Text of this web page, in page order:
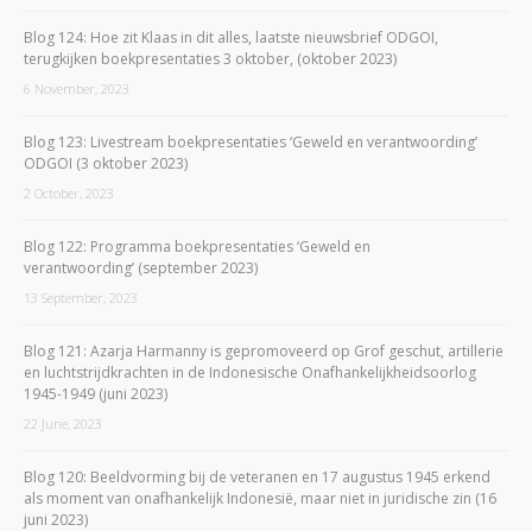
Blog 124: Hoe zit Klaas in dit alles, laatste nieuwsbrief ODGOI,
terugkijken boekpresentaties 3 oktober, (oktober 2023)
6 November, 2023
Blog 123: Livestream boekpresentaties ‘Geweld en verantwoording’
ODGOI (3 oktober 2023)
2 October, 2023
Blog 122: Programma boekpresentaties ‘Geweld en
verantwoording’ (september 2023)
13 September, 2023
Blog 121: Azarja Harmanny is gepromoveerd op Grof geschut, artillerie
en luchtstrijdkrachten in de Indonesische Onafhankelijkheidsoorlog
1945-1949 (juni 2023)
22 June, 2023
Blog 120: Beeldvorming bij de veteranen en 17 augustus 1945 erkend
als moment van onafhankelijk Indonesië, maar niet in juridische zin (16
juni 2023)